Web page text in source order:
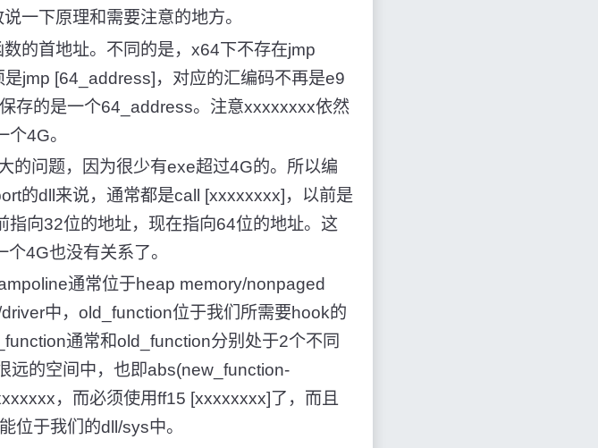
一下原理和需要注意的地方。
的首地址。不同的是，x64下不存在jmp
jmp [64_address]，对应的汇编码不再是e9
存的是一个64_address。注意xxxxxxxx依然
4G。
的问题，因为很少有exe超过4G的。所以编
的dll来说，通常都是call [xxxxxxxx]，以前是
向32位的地址，现在指向64位的地址。这
4G也没有关系了。
通常位于heap memory/nonpaged
中，old_function位于我们所需要hook的
通常和old_function分别处于2个不同
远的空间中，也即abs(new_function-
，而必须使用ff15 [xxxxxxxx]了，而且
位于我们的dll/sys中。